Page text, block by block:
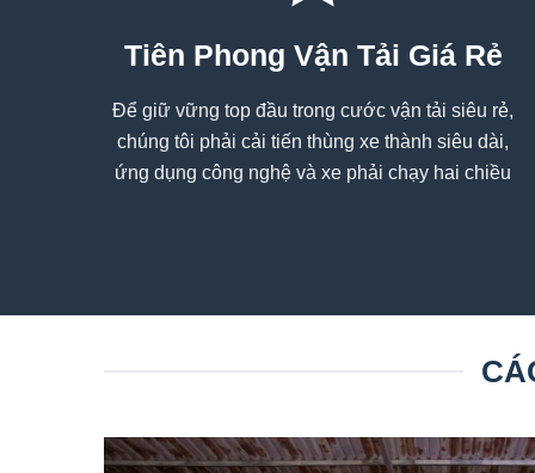
Tiên Phong Vận Tải Giá Rẻ
Để giữ vững top đầu trong cước vận tải siêu rẻ,
chúng tôi phải cải tiến thùng xe thành siêu dài,
ứng dụng công nghệ và xe phải chạy hai chiều